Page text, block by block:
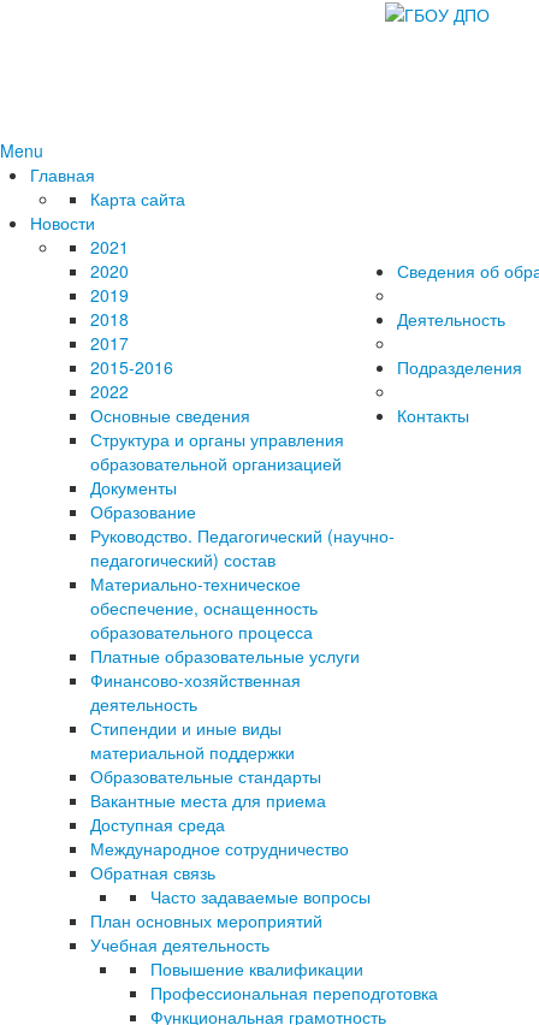
Menu
Главная
Карта сайта
Новости
2021
2020
2019
2018
2017
2015-2016
2022
Сведения об
Основные сведения
Структура и органы управления
образовательной организацией
Документы
Образование
Руководство. Педагогический (научно-
педагогический) состав
Материально-техническое
обеспечение, оснащенность
образовательного процесса
Платные образовательные услуги
Финансово-хозяйственная
деятельность
Стипендии и иные виды
материальной поддержки
Образовательные стандарты
Вакантные места для приема
Доступная среда
Международное сотрудничество
Обратная связь
Часто задаваемые вопросы
Деятельность
План основных мероприятий
Учебная деятельность
Повышение квалификации
Профессиональная переподготовка
Функциональная грамотность
Подразделения
Контакты